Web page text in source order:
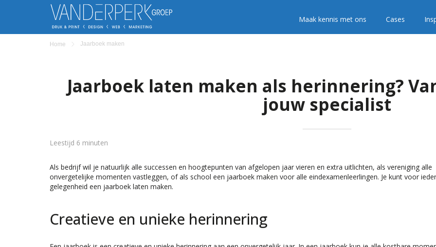
Maak kennis met ons Cases
Home Jaarboek maken
Jaarboek laten maken als herinnering?
jouw specialist
Leestijd 6 minuten
Als bedrijf wil je natuurlijk alle successen en hoogtepunten van afgelopen jaar vieren en extra uitlichten, als vereniging alle
onvergetelijke momenten vastleggen, of als school een jaarboek maken voor alle eindexamenleerlingen. Je kunt voor
gelegenheid een jaarboek laten maken.
Creatieve en unieke herinnering